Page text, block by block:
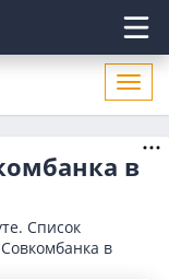
в
Список
в
телефоны,